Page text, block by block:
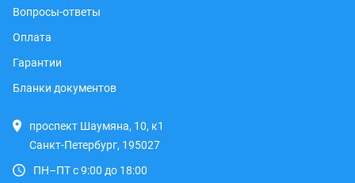
Вопросы-ответы
Оплата
Гарантии
Бланки документов
проспект Шаумяна, 10, к1
Санкт-Петербург, 195027
ПН–ПТ с 9:00 до 18:00